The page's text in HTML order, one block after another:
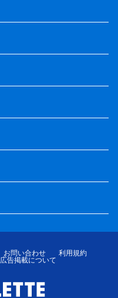
お問い合わせ
利用規約
広告掲載について